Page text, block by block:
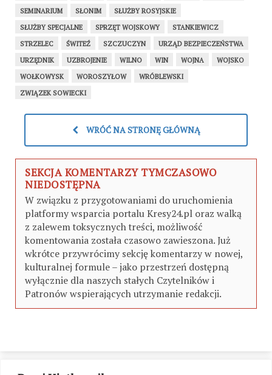
SEMINARIUM
SŁONIM
SŁUŻBY ROSYJSKIE
SŁUŻBY SPECJALNE
SPRZĘT WOJSKOWY
STANKIEWICZ
STRZELEC
ŚWITEŹ SZCZUCZYN
URZĄD BEZPIECZEŃSTWA
URZĘDNIK
UZBROJENIE WILNO WIN WOJNA
WOJSKO
WOŁKOWYSK
WOROSZYŁOW
WRÓBLEWSKI
ZWIĄZEK SOWIECKI
WRÓĆ NA STRONĘ GŁÓWNĄ
SEKCJA KOMENTARZY TYMCZASOWO
NIEDOSTĘPNA
W związku z przygotowaniami do uruchomienia
platformy wsparcia portalu Kresy24.pl oraz walką
z zalewem toksycznych treści, możliwość
komentowania została czasowo zawieszona. Już
wkrótce przywrócimy sekcję komentarzy w nowej,
kulturalnej formule – jako przestrzeń dostępną
wyłącznie dla naszych stałych Czytelników i
Patronów wspierających utrzymanie redakcji.